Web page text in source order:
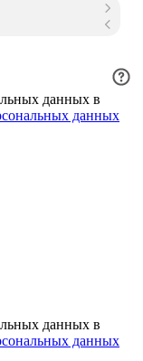
данных в
данных
данных в
данных